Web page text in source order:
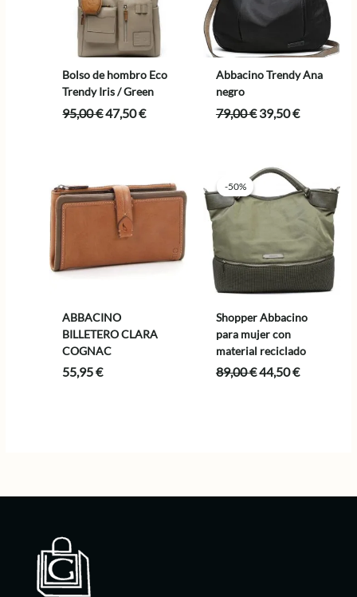
Bolso de hombro Eco
Trendy Iris / Green
95,00€El
47,50€El
Abbacino Trendy Ana
negro
79,00€ El
79,00 €.
39,50€El
ABBACINO
BILLETERO CLARA
COGNAC
55,95€
-50%
-50%
Shopper Abbacino
para mujer con
material reciclado
89,00€El
44,50€El